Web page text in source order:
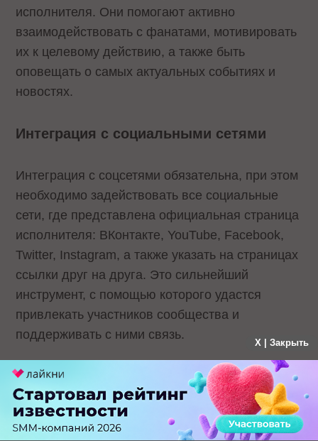
исполнителя. Они помогают активно
взаимодействовать с фанатами, мотивировать
их к целевому действию, а также быть
оповещать о самых актуальных событиях и
новостях.
Интеграция с социальными сетями
Интеграция с соцсетями обязательна, при этом
необходимо задействовать все социальные
сети, где представлена официальная страница
исполнителя: ВКонтакте, YouTube, Facebook,
Twitter, Instagram, а также указать на страницах
ссылки друг на друга. Это сильнейший
инструмент, с помощью которого удастся
привлекать участников сообщества и
поддерживать с ними связь.
Интеграция социальных сетей позволит
пользователю делать репосты на свою
страничку, привлекая тем самым еще больше
пользователей на сайт. Это очень важно,
X | Закрыть